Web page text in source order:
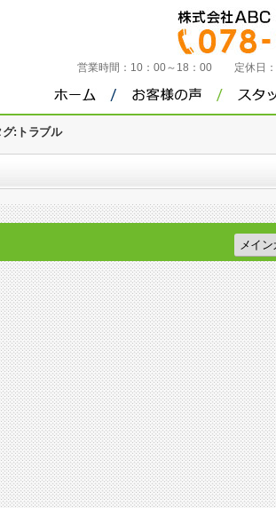
営業時間： 10：00～18：00 定休日：
:トラブル